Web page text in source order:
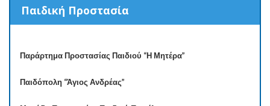
Παιδική Προστασία
Παράρτημα Προστασίας Παιδιού “Η Μητέρα”
Παιδόπολη “Άγιος Ανδρέας”